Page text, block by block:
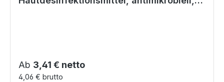
Regulärer Preis:
Ab 3,41 € netto
4,06 € brutto